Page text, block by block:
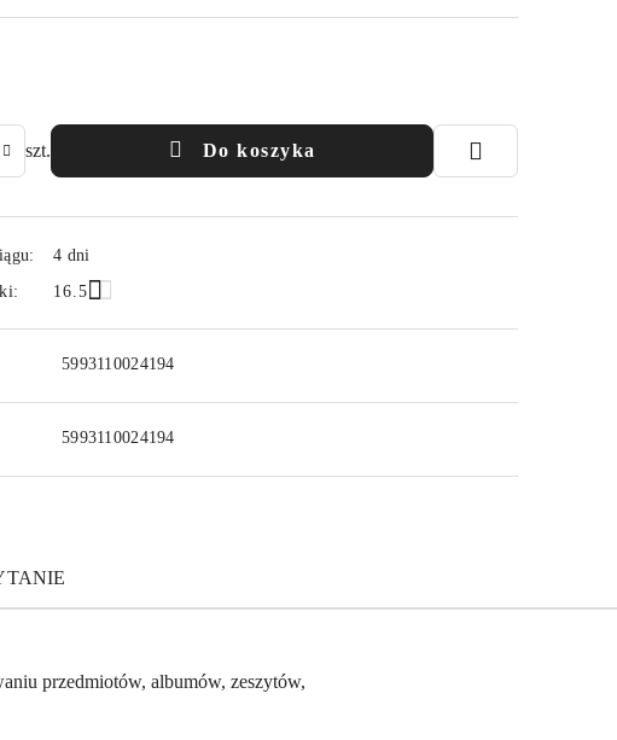
szt. Do koszyka
4 dni
16.5
5993110024194
5993110024194
przedmiotów, albumów, zeszytów,